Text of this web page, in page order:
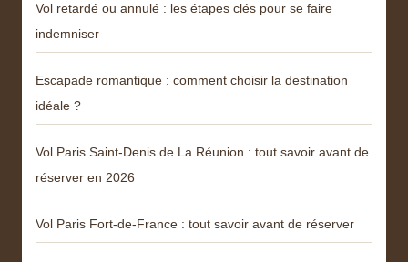
Vol retardé ou annulé : les étapes clés pour se faire
indemniser
Escapade romantique : comment choisir la destination
idéale ?
Vol Paris Saint-Denis de La Réunion : tout savoir avant de
réserver en 2026
Vol Paris Fort-de-France : tout savoir avant de réserver